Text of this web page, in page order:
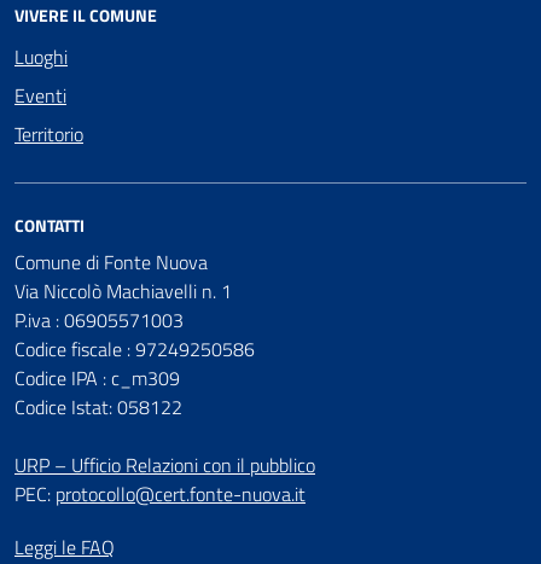
VIVERE IL COMUNE
Luoghi
Eventi
Territorio
CONTATTI
Comune di Fonte Nuova
Via Niccolò Machiavelli n. 1
P.iva : 06905571003
Codice fiscale : 97249250586
Codice IPA : c_m309
Codice Istat: 058122
URP – Ufficio Relazioni con il pubblico
PEC: protocollo@cert.fonte-nuova.it
Leggi le FAQ